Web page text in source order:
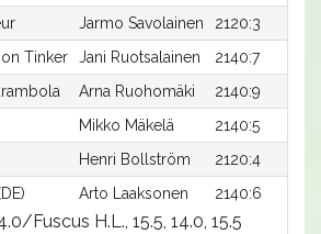
Jarmo Savolainen 2120:3
Tinker Jani Ruotsalainen 2140:7
Arna Ruohomäki 2140:9
Mikko Mäkelä 2140:5
Henri Bollström 2120:4
Arto Laaksonen 2140:6
Fuscus H.L., 15.5, 14.0, 15.5